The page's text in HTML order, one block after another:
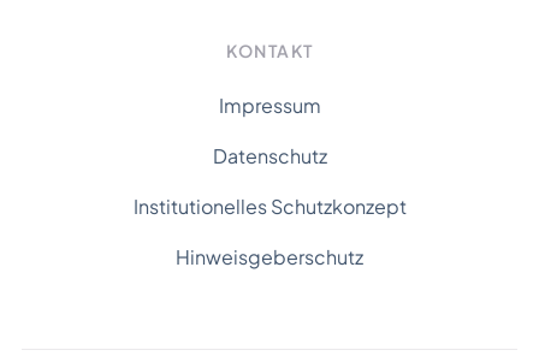
KONTAKT
Impressum
Datenschutz
Institutionelles Schutzkonzept
Hinweisgeberschutz